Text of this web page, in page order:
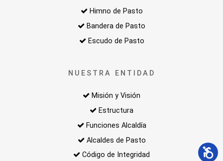
Himno de Pasto
Bandera de Pasto
Escudo de Pasto
NUESTRA ENTIDAD
Misión y Visión
Estructura
Funciones Alcaldía
Alcaldes de Pasto
Código de Integridad